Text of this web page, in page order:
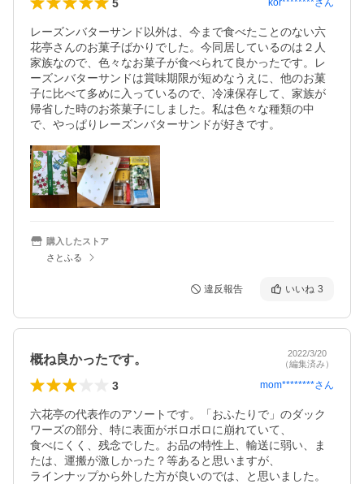
5 kor********さん
レーズンバターサンド以外は、今まで食べたことのない六
花亭さんのお菓子ばかりでした。今同居しているのは２人
家族なので、色々なお菓子が食べられて良かったです。レ
ーズンバターサンドは賞味期限が短めなうえに、他のお菓
子に比べて多めに入っているので、冷凍保存して、家族が
帰省した時のお茶菓子にしました。私は色々な種類の中
で、やっぱりレーズンバターサンドが好きです。
購入したストア
さとふる
違反報告 いいね 3
概ね良かったです。
2022/3/20
（編集済み）
3 mom********さん
六花亭の代表作のアソートです。「おふたりで」のダック
ワーズの部分、特に表面がボロボロに崩れていて、
食べにくく、残念でした。お品の特性上、輸送に弱い、ま
たは、運搬が激しかった？等あると思いますが、
ラインナップから外した方が良いのでは、と思いました。